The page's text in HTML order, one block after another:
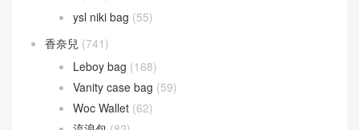
Togo leather(12)
灣鱷 倒 V Porosus
美洲鱷魚 方塊 Alligator
鴕鳥皮 (1)
愛馬仕 腰帶
(40)